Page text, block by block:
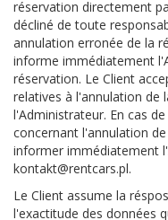
réservation directement
décliné de toute
annulation erronée de la
informe immédiatement
réservation. Le Client
relatives à l'annulation de
l'Administrateur. En cas
concernant l'annulation
informer immédiatement
kontakt@rentcars.pl.
Le Client assume la
l'exactitude des données